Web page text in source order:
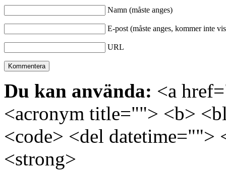
Namn (måste anges)
E-post (måste anges, kommer inte
URL
Du kan använda: <a
<acronym title=""> <b>
<code> <del
<strong>